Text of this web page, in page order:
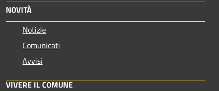
NOVITÀ
Notizie
Comunicati
Avvisi
VIVERE IL COMUNE